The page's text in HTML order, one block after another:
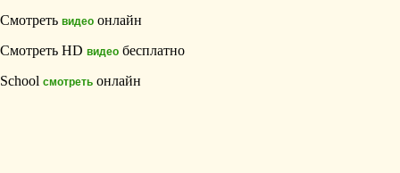
Смотреть видео онлайн
Смотреть HD видео бесплатно
School смотреть онлайн